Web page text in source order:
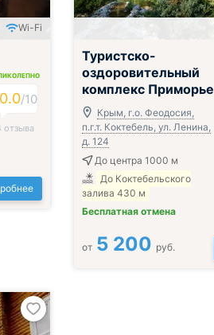
Wi-Fi
/10
отзыва
Всё включено
Туристско-
оздоровительный
комплекс Приморье
Крым, г.о. Феодосия,
п.г.т. Коктебель, ул. Ленина,
д. 124
До центра 1000 м
До Коктебельского
залива 430 м
Бесплатная отмена
от 5 200 руб.